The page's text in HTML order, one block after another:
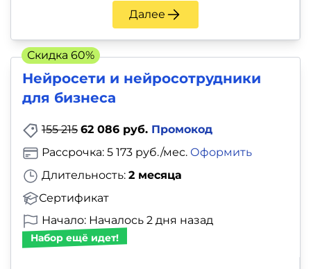
Далее
Нейросети и нейросотрудники
для бизнеса
155 215 62 086 руб. Промокод
Длительность: 2 месяца
Сертификат
Рассрочка: 5 173 руб./мес. Оформить
Начало: Началось 2 дня назад
Набор ещё идет!
Скидка 60%